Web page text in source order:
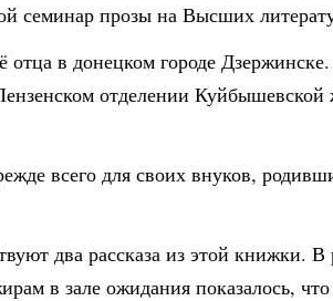
семинар прозы на Высших
в донецком городе
отделении Куйбышевской
всего для своих внуков,
два рассказа из этой книжки. В
в зале ожидания показалось,